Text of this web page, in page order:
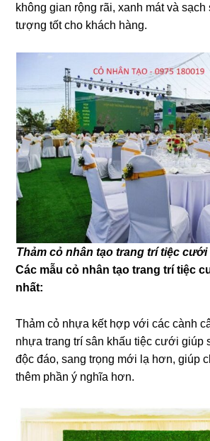
không gian rộng rãi, xanh mát và sạch
tượng tốt cho khách hàng.
Thảm cỏ nhân tạo trang trí tiệc cưới
Các mẫu cỏ nhân tạo trang trí tiệc
nhất:
Thảm cỏ nhựa kết hợp với các cành
nhựa trang trí sân khấu tiệc cưới giúp
độc đáo, sang trọng mới lạ hơn, giúp
thêm phần ý nghĩa hơn.